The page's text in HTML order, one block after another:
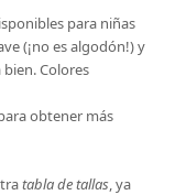
para niñas
(¡no es algodón!) y
Colores
obtener más
tabla de tallas, ya